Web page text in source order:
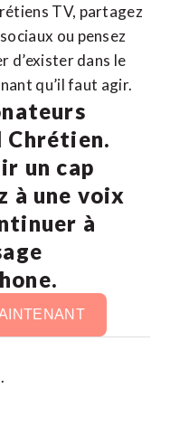
TV, partagez
ou pensez
d’exister dans le
qu’il faut agir.
Chrétien.
un cap
à une voix
à